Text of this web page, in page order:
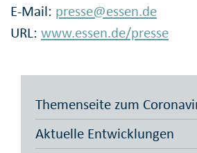
E-Mail: presse@essen.de
URL: www.essen.de/presse
Themenseite zum
Aktuelle Entwicklungen